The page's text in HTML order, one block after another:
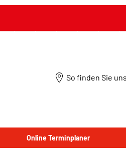
So finden Sie uns
Online Terminplaner